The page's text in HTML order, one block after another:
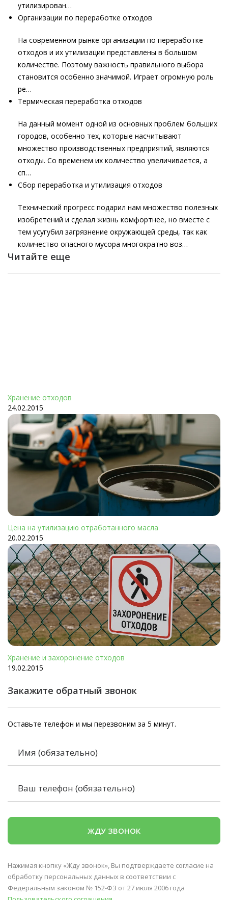
утилизирован…
Организации по переработке отходов
На современном рынке организации по переработке
отходов и их утилизации представлены в большом
количестве. Поэтому важность правильного выбора
становится особенно значимой. Играет огромную роль
ре…
Термическая переработка отходов
На данный момент одной из основных проблем больших
городов, особенно тех, которые насчитывают
множество производственных предприятий, являются
отходы. Со временем их количество увеличивается, а
сп…
Сбор переработка и утилизация отходов
Технический прогресс подарил нам множество полезных
изобретений и сделал жизнь комфортнее, но вместе с
тем усугубил загрязнение окружающей среды, так как
количество опасного мусора многократно воз…
Читайте еще
Хранение отходов
24.02.2015
Цена на утилизацию отработанного масла
20.02.2015
Хранение и захоронение отходов
19.02.2015
Закажите обратный звонок
Оставьте телефон и мы перезвоним за 5 минут.
Нажимая кнопку «Жду звонок», Вы подтверждаете согласие на
обработку персональных данных в соответствии с
Федеральным законом № 152-ФЗ от 27 июля 2006 года